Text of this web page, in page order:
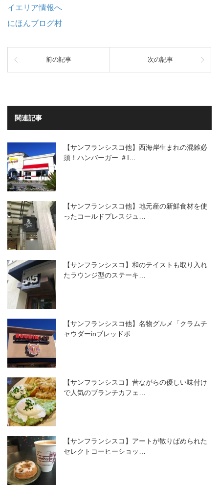
にほんブログ村
前の記事 次の記事
関連記事
【サンフランシスコ他】西海岸生まれの混雑必
須！ハンバーガー ＃I…
【サンフランシスコ他】地元産の新鮮食材を使
ったコールドプレスジュ…
【サンフランシスコ】和のテイストも取り入れ
たラウンジ型のステーキ…
【サンフランシスコ他】名物グルメ「クラムチ
ャウダーinブレッドボ…
【サンフランシスコ】昔ながらの優しい味付け
で人気のブランチカフェ…
【サンフランシスコ】アートが散りばめられた
セレクトコーヒーショッ…